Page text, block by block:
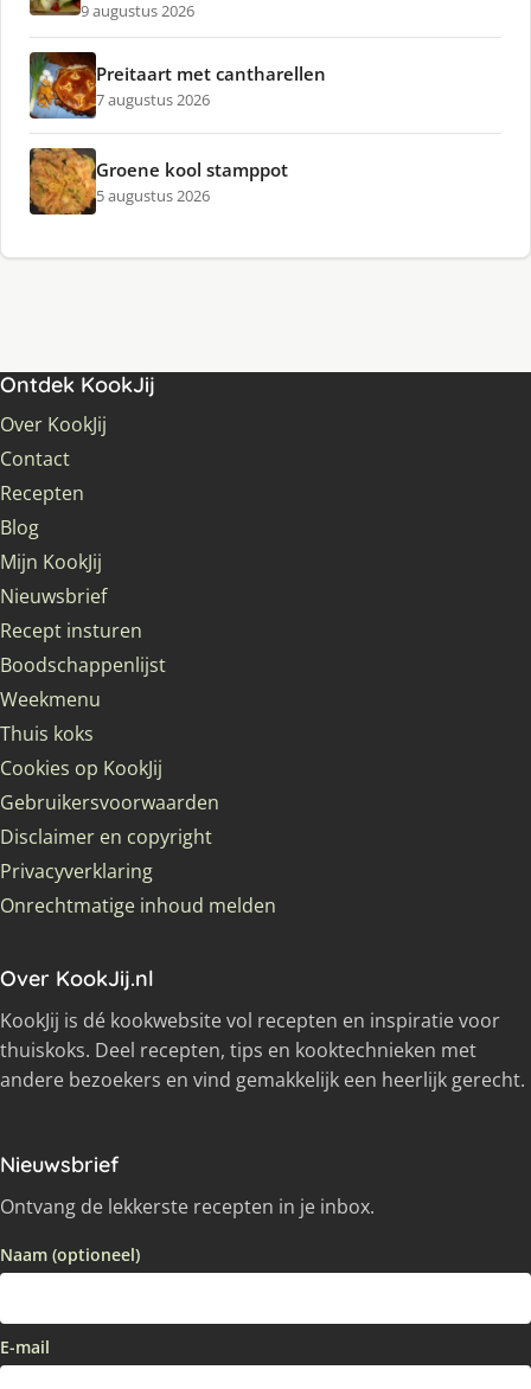
9 augustus 2026
Preitaart met cantharellen
7 augustus 2026
Groene kool stamppot
5 augustus 2026
Ontdek KookJij
Over KookJij
Contact
Recepten
Blog
Mijn KookJij
Nieuwsbrief
Recept insturen
Boodschappenlijst
Weekmenu
Thuis koks
Cookies op KookJij
Gebruikersvoorwaarden
Disclaimer en copyright
Privacyverklaring
Onrechtmatige inhoud melden
Over KookJij.nl
KookJij is dé kookwebsite vol recepten en inspiratie voor
thuiskoks. Deel recepten, tips en kooktechnieken met
andere bezoekers en vind gemakkelijk een heerlijk gerecht.
Nieuwsbrief
Ontvang de lekkerste recepten in je inbox.
Naam (optioneel)
E-mail